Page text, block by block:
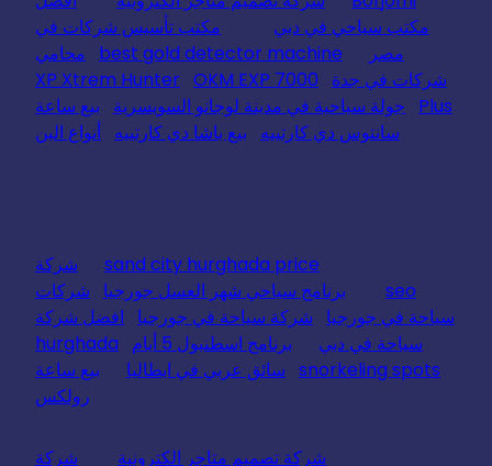
مكتب سياحي في دبي
مكتب تأسيس شركات في
مصر
best gold detector machine
محامي
شركات في جدة
XP Xtrem Hunter OKM EXP 7000
Plus
جولة سياحية في مدينة لوجانو السويسرية
بيع ساعة
سانتوس دي كارتييه
بيع باشا دي كارتييه أنواع البن
sand city hurghada price
شركة
seo
برنامج سياحي شهر العسل جورجيا
شركات
سياحة في جورجيا
شركة سياحة في جورجيا
افضل شركة
سياحة في دبي
برنامج اسطنبول 5 أيام
hurghada
snorkeling spots سائق عربي في ايطاليا
بيع ساعة
رولكس
شركة تصميم متاجر الكترونية شركة